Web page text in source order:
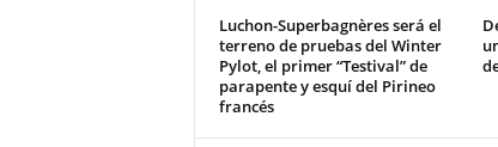
Luchon-Superbagnères será el
terreno de pruebas del Winter
Pylot, el primer “Testival” de
parapente y esquí del Pirineo
francés